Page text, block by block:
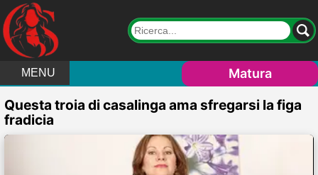
MENU Matura
Questa troia di casalinga ama sfregarsi la figa
fradicia